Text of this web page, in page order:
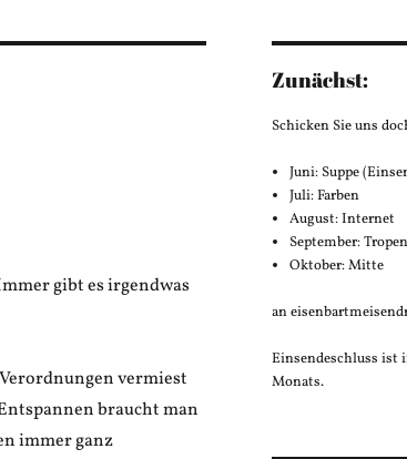
gibt es irgendwas
vermiest
braucht man
immer ganz
Zunächst:
Schicken Sie uns
Juni: Suppe
Juli: Farben
August: Internet
September: Tropen
Oktober: Mitte
an
Einsendeschluss ist
Monats.